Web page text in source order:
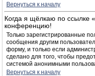
Вернуться к началу
Когда я щёлкаю по ссылке
конференцию!
Только зарегистрированные
сообщения другим
форму, и только если
сделано для того, чтобы
системой анонимными
Вернуться к началу